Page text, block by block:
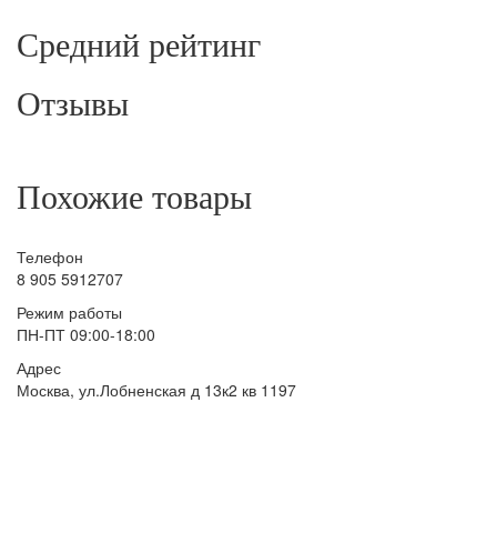
Средний рейтинг
Отзывы
Похожие товары
Телефон
8 905 5912707
Режим работы
ПН-ПТ 09:00-18:00
Адрес
Москва, ул.Лобненская д 13к2 кв 1197